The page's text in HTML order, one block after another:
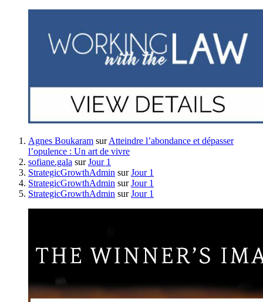
Agnes Boukaram surAtteindre l’abondance et dépasser
l’opulence : Un art de vivre
sofiane.gala surJour 1
StrategicGrowthAdmin surJour 1
StrategicGrowthAdmin surJour 1
StrategicGrowthAdmin surJour 1